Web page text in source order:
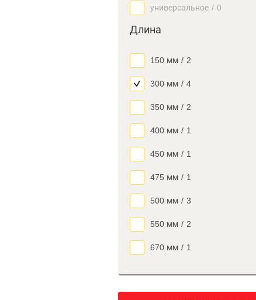
универсальное / 0
Длина
150 мм / 2
300 мм / 4
350 мм / 2
400 мм / 1
450 мм / 1
475 мм / 1
500 мм / 3
550 мм / 2
670 мм / 1